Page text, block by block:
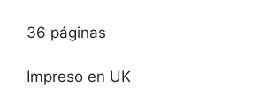
36 páginas
Impreso en UK